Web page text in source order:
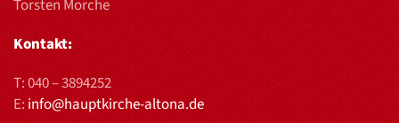
Torsten Morche
Kontakt:
T:040 – 3894252
E: info@hauptkirche-altona.de